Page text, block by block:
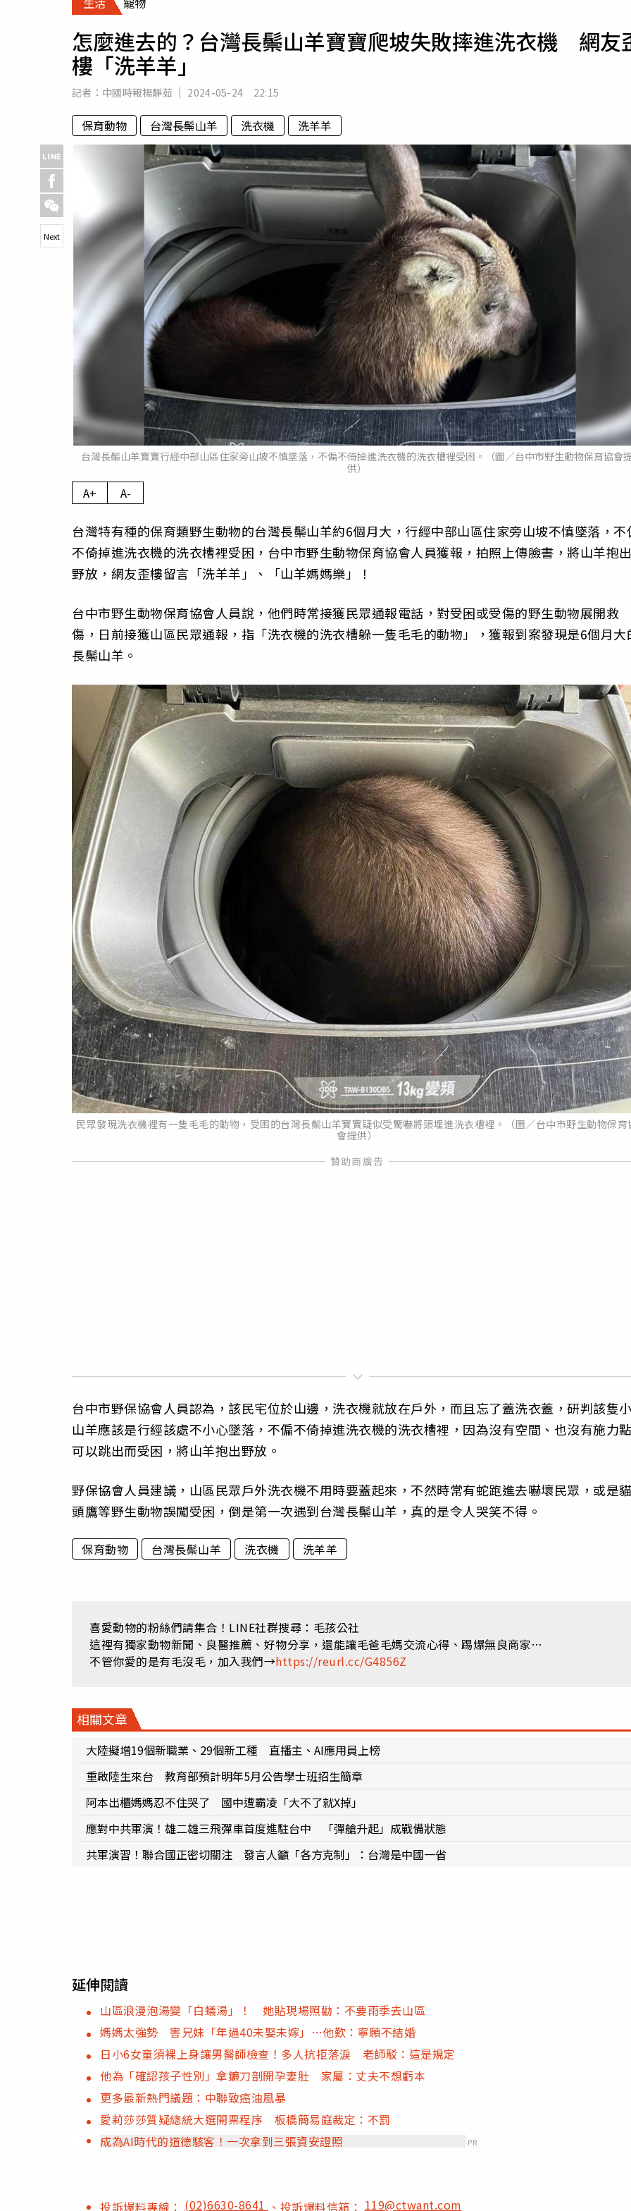
專欄
運勢
怎麼進去的？台灣長鬃山羊寶寶爬坡失敗摔進洗衣機 網友
樓「洗羊羊」
記者： 中國時報楊靜茹 2024-05-24 22:15
保育動物 台灣長鬃山羊 洗衣機 洗羊羊
台灣長鬃山羊寶寶行經中部山區住家旁山坡不慎墜落，不偏不倚掉進洗衣機的洗衣槽裡受困。（圖／台中市野生動物保育協會
供）
Next
A+ A-
台灣特有種的保育類野生動物的台灣長鬃山羊約6個月大，行經中部山區住家旁山坡不慎墜落，不
不倚掉進洗衣機的洗衣槽裡受困，台中市野生動物保育協會人員獲報，拍照上傳臉書，將山羊抱
野放，網友歪樓留言「洗羊羊」、「山羊媽媽樂」！
台中市野生動物保育協會人員說，他們時常接獲民眾通報電話，對受困或受傷的野生動物展開救
傷，日前接獲山區民眾通報，指「洗衣機的洗衣槽躲一隻毛毛的動物」，獲報到案發現是6個月大
長鬃山羊。
民眾發現洗衣機裡有一隻毛毛的動物，受困的台灣長鬃山羊寶寶疑似受驚嚇將頭埋進洗衣槽裡。（圖／台中市野生動物保育
會提供）
台中市野保協會人員認為，該民宅位於山邊，洗衣機就放在戶外，而且忘了蓋洗衣蓋，研判該隻
山羊應該是行經該處不小心墜落，不偏不倚掉進洗衣機的洗衣槽裡，因為沒有空間、也沒有施力
可以跳出而受困，將山羊抱出野放。
野保協會人員建議，山區民眾戶外洗衣機不用時要蓋起來，不然時常有蛇跑進去嚇壞民眾，或是
頭鷹等野生動物誤闖受困，倒是第一次遇到台灣長鬃山羊，真的是令人哭笑不得。
保育動物 台灣長鬃山羊 洗衣機 洗羊羊
喜愛動物的粉絲們請集合！LINE社群搜尋：毛孩公社
這裡有獨家動物新聞、良醫推薦、好物分享，還能讓毛爸毛媽交流心得、踢爆無良商家…
不管你愛的是有毛沒毛，加入我們→https://reurl.cc/G4856Z
相關文章
大陸擬增19個新職業、29個新工種 直播主、AI應用員上榜
重啟陸生來台 教育部預計明年5月公告學士班招生簡章
阿本出櫃媽媽忍不住哭了 國中遭霸凌「大不了就X掉」
應對中共軍演！雄二雄三飛彈車首度進駐台中 「彈艙升起」成戰備狀態
共軍演習！聯合國正密切關注 發言人籲「各方克制」：台灣是中國一省
延伸閱讀
山區浪漫泡湯變「白蟻湯」！ 她貼現場照勸：不要雨季去山區
媽媽太強勢 害兄妹「年過40未娶未嫁」…他歎：寧願不結婚
日小6女童須裸上身讓男醫師檢查！多人抗拒落淚 老師駁：這是規定
他為「確認孩子性別」拿鐮刀剖開孕妻肚 家屬：丈夫不想虧本
更多最新熱門議題：中聯致癌油風暴
愛莉莎莎質疑總統大選開票程序 板橋簡易庭裁定：不罰
成為AI時代的道德駭客！一次拿到三張資安證照
PR
投訴爆料專線： (02)6630-8641 、投訴爆料信箱：119@ctwant.com